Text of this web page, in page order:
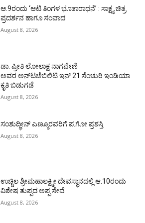
ಆ.9ರಂದು ‘ಆಟಿ ತಿಂಗಳ ಭೂತಾರಾಧನೆ’ : ಸಾಕ್ಷ್ಯ ಚಿತ್ರ
ಪ್ರದರ್ಶನ ಹಾಗೂ ಸಂವಾದ
August 8, 2026
ಡಾ. ಪ್ರೀತಿ ಲೋಲಾಕ್ಷ ನಾಗವೇಣಿ
ಅವರ ಅನ್‌ಟಚೆಬಿಲಿಟಿ ಇನ್ 21 ಸೆಂಚುರಿ ಇಂಡಿಯಾ
ಕೃತಿ ಬಿಡುಗಡೆ
August 8, 2026
ಸಂಶುದ್ಧೀನ್ ಎಣ್ಮೂರವರಿಗೆ ಪ.ಗೋ ಪ್ರಶಸ್ತಿ
August 8, 2026
ಉಚ್ಚಿಲ ಶ್ರೀಮಹಾಲಕ್ಷ್ಮೀ ದೇವಸ್ಥಾನದಲ್ಲಿ ಆ.10ರಂದು
ವಿಶೇಷ ತುಪ್ಪದ ಅಪ್ಪ ಸೇವೆ
August 8, 2026